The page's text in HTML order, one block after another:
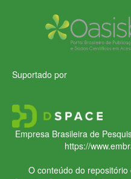
Suportado por
Empresa Brasileira de
https://
O conteúdo do